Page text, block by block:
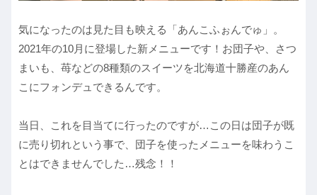
気になったのは見た目も映える「あんこふぉんでゅ」。
2021年の10月に登場した新メニューです！お団子や、さつ
まいも、苺などの8種類のスイーツを北海道十勝産のあん
こにフォンデュできるんです。
当日、これを目当てに行ったのですが…この日は団子が既
に売り切れという事で、団子を使ったメニューを味わうこ
とはできませんでした…残念！！